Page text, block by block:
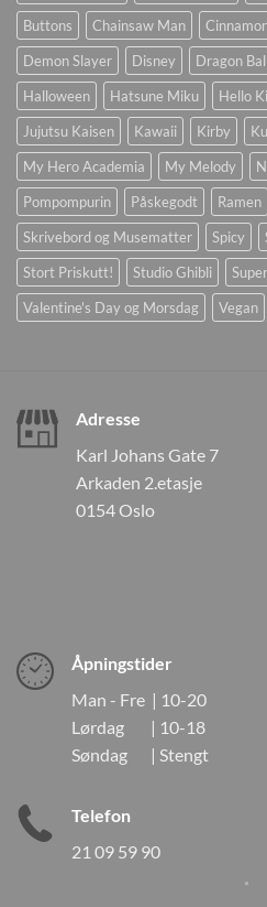
Buttons
Chainsaw Man
Demon Slayer
Disney Dragon Ball
Halloween
Hatsune Miku Hello
Jujutsu Kaisen
Kawaii Kirby
My Hero Academia
My Melody
Pompompurin
Påskegodt Ramen
Skrivebord og Musematter
Spicy
Stort Priskutt!
Studio Ghibli
Valentine's Day og Morsdag
Vegan
Adresse
Karl Johans Gate 7
Arkaden 2.etasje
0154 Oslo
Åpningstider
Man - Fre | 10-20
Lørdag | 10-18
Søndag | Stengt
Telefon
21 09 59 90